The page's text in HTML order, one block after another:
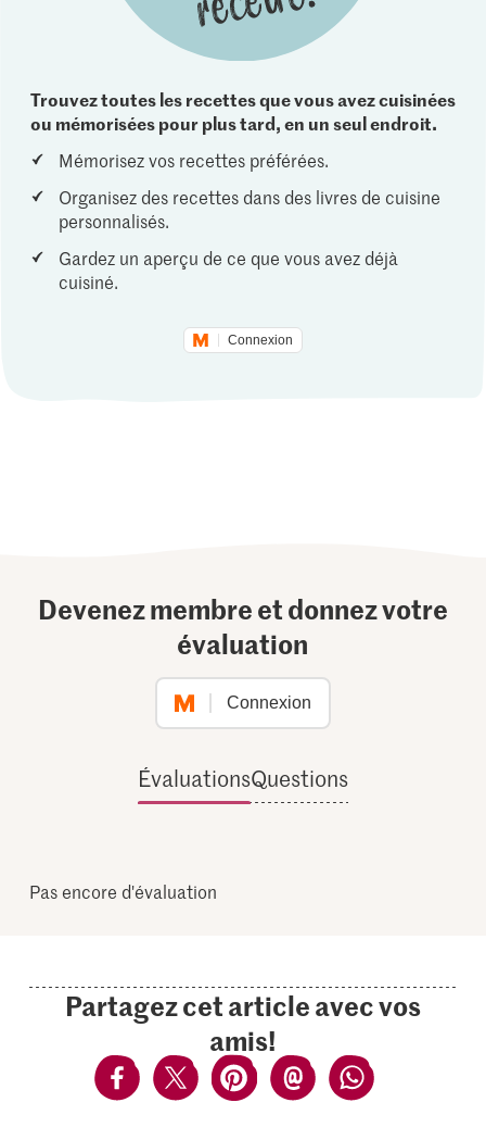
Trouvez toutes les recettes que vous avez cuisinées
ou mémorisées pour plus tard, en un seul endroit.
Mémorisez vos recettes préférées.
Organisez des recettes dans des livres de cuisine
personnalisés.
Gardez un aperçu de ce que vous avez déjà
cuisiné.
Connexion
Devenez membre et donnez votre
évaluation
Connexion
ÉvaluationsQuestions
Pas encore d'évaluation
Partagez cet article avec vos
amis!